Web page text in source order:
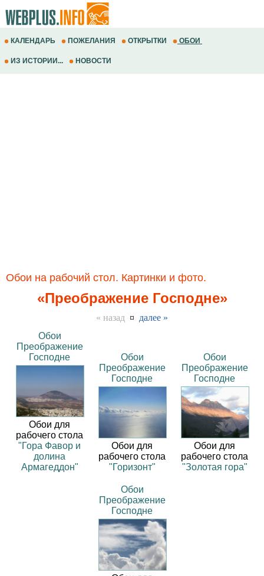
КАЛЕНДАРЬ ПОЖЕЛАНИЯ ОТКРЫТКИ ОБОИ
ИЗ ИСТОРИИ... НОВОСТИ
Обои на рабочий стол. Картинки и фото.
«Преображение Господне»
« назад ¤ далее »
Обои
Преображение
Господне
Обои для
рабочего стола
"Гора Фавор и
долина
Армагеддон"
Обои
Преображение
Господне
Обои для
рабочего стола
"Горизонт"
Обои
Преображение
Господне
Обои для
рабочего стола
"Золотая гора"
Обои
Преображение
Господне